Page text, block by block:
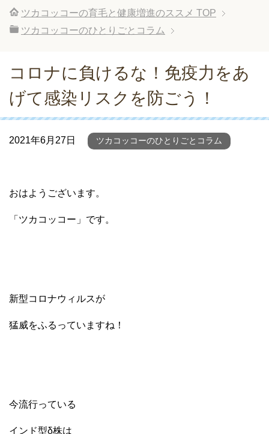
ツカコッコーの育毛と健康増進のススメ TOP
ツカコッコーのひとりごとコラム
コロナに負けるな！免疫力をあ
げて感染リスクを防ごう！
2021年6月27日 ツカコッコーのひとりごとコラム
おはようございます。
「ツカコッコー」です。
新型コロナウィルスが
猛威をふるっていますね！
今流行っている
インド型δ株は